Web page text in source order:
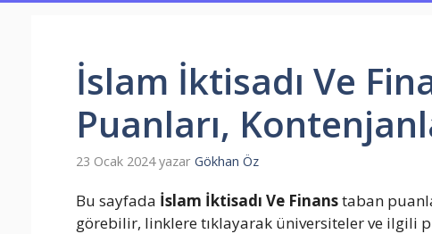
İslam İktisadı Ve
Puanları,
23 Ocak 2024 yazar Gökhan Öz
Bu sayfada İslam İktisadı Ve Finanstaban
görebilir, linklere tıklayarak üniversiteler ve ilgili